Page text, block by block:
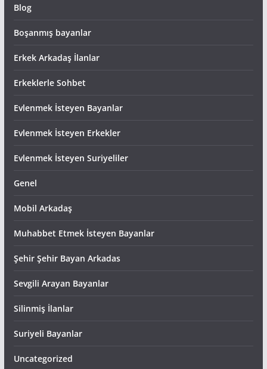
Blog
Boşanmış bayanlar
Erkek Arkadaş İlanlar
Erkeklerle Sohbet
Evlenmek İsteyen Bayanlar
Evlenmek İsteyen Erkekler
Evlenmek İsteyen Suriyeliler
Genel
Mobil Arkadaş
Muhabbet Etmek İsteyen Bayanlar
Şehir Şehir Bayan Arkadas
Sevgili Arayan Bayanlar
Silinmiş İlanlar
Suriyeli Bayanlar
Uncategorized